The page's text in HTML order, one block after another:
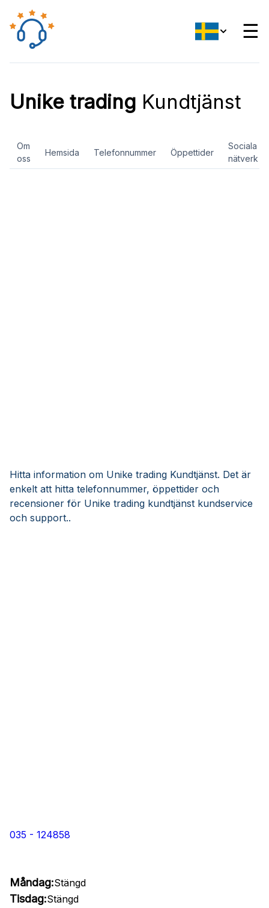
☰
Unike trading Kundtjänst
Om
oss
Hemsida Telefonnummer Öppettider
Sociala
nätverk
Hitta information om Unike trading Kundtjänst. Det är
enkelt att hitta telefonnummer, öppettider och
recensioner för Unike trading kundtjänst kundservice
och support..
035 - 124858
Måndag:Stängd
Tisdag:Stängd